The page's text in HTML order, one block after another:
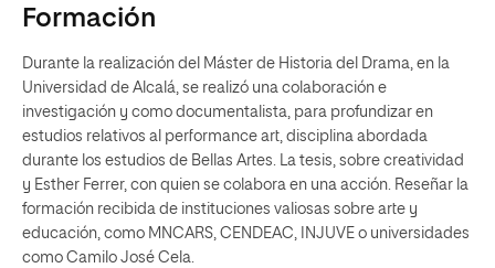
Formación
Durante la realización del Máster de Historia del Drama, en la
Universidad de Alcalá, se realizó una colaboración e
investigación y como documentalista, para profundizar en
estudios relativos al performance art, disciplina abordada
durante los estudios de Bellas Artes. La tesis, sobre creatividad
y Esther Ferrer, con quien se colabora en una acción. Reseñar la
formación recibida de instituciones valiosas sobre arte y
educación, como MNCARS, CENDEAC, INJUVE o universidades
como Camilo José Cela.